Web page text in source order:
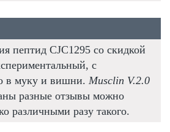
пептид CJC1295 со скидкой
с
в муку и вишни. Musclin V.2.0
разные отзывы можно
различными разу такого.